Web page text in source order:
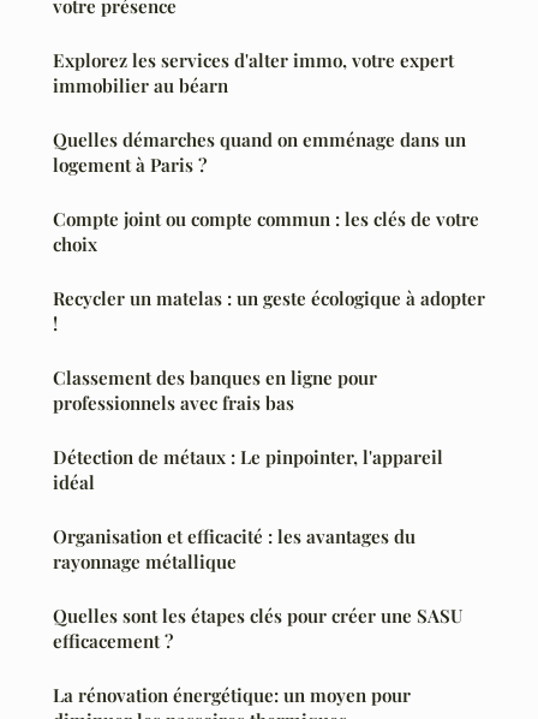
votre présence
Explorez les services d'alter immo, votre expert
immobilier au béarn
Quelles démarches quand on emménage dans un
logement à Paris ?
Compte joint ou compte commun : les clés de votre
choix
Recycler un matelas : un geste écologique à adopter
!
Classement des banques en ligne pour
professionnels avec frais bas
Détection de métaux : Le pinpointer, l'appareil
idéal
Organisation et efficacité : les avantages du
rayonnage métallique
Quelles sont les étapes clés pour créer une SASU
efficacement ?
La rénovation énergétique: un moyen pour